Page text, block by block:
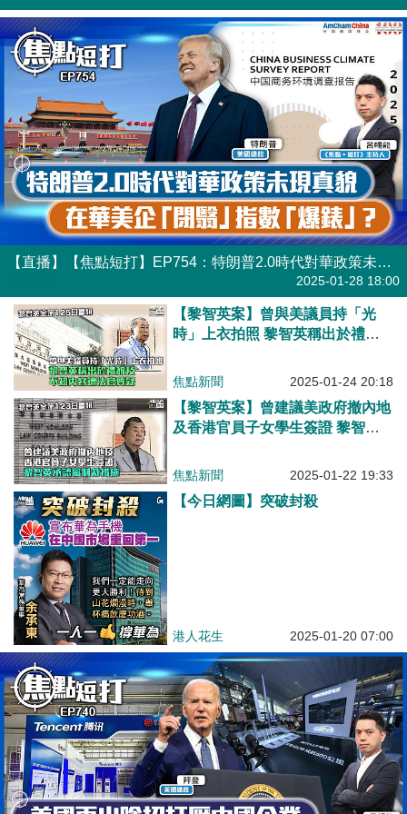
【直播】【焦點短打】EP754：特朗普2.0時代對華政策未現真貌 在華美企「閉翳」指數「爆錶」？
2025-01-28 18:00
【黎智英案】曾與美議員持「光
時」上衣拍照 黎智英稱出於禮貌
焦點新聞 2025-01-24 20:18
【黎智英案】曾建議美政府撤內地
及香港官員子女學生簽證 黎智英
焦點新聞 2025-01-22 19:33
【今日網圖】突破封殺
港人花生 2025-01-20 07:00